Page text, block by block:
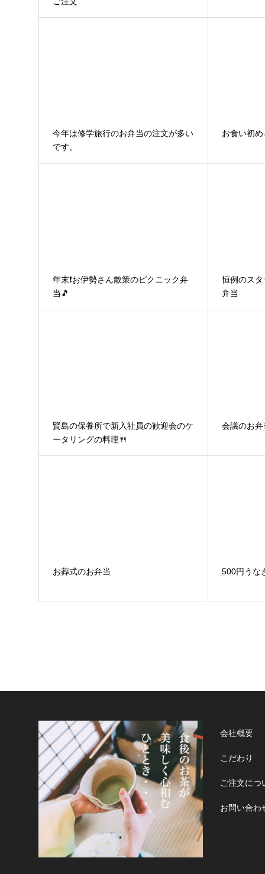
今年は修学旅行のお弁当の注文が多い
です。
お食い初め
年末❗お伊勢さん散策のピクニック弁
当🎵
恒例のス
弁当
賢島の保養所で新入社員の歓迎会のケ
ータリングの料理🍴
会議のお
お葬式のお弁当 500円うな
会社概要
こだわり
ご注文につ
お問い合わ